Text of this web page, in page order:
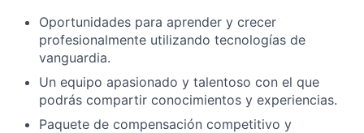
Oportunidades para aprender y crecer
profesionalmente utilizando tecnologías de
vanguardia.
Un equipo apasionado y talentoso con el que
podrás compartir conocimientos y experiencias.
Paquete de compensación competitivo y